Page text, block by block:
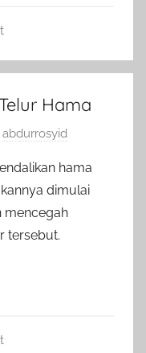
Hama
abdurrosyid
hama
dimulai
mencegah
tersebut.